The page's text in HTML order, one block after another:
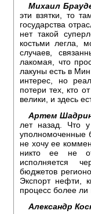
Михаил
эти взятки, то
государства
нет такой
костьми легла,
случаев,
лакомая, что
лакуны есть в
интерес, но
потери тех, кто
велики, и здесь
Артем
лет назад. Что
уполномоченные
не хочу ее
никто ее не
исполняется
бюджетов
Экспорт нефти,
процесс более
Александр